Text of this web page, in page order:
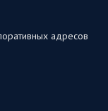
адресов